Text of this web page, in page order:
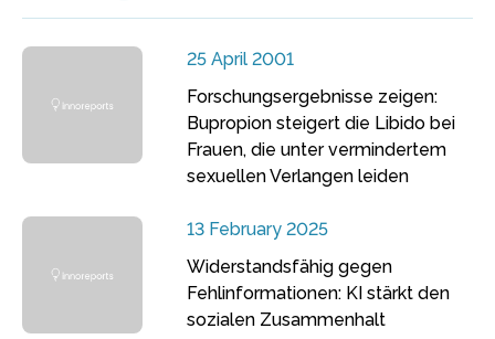
25 April 2001
Forschungsergebnisse zeigen:
Bupropion steigert die Libido bei
Frauen, die unter vermindertem
sexuellen Verlangen leiden
13 February 2025
Widerstandsfähig gegen
Fehlinformationen: KI stärkt den
sozialen Zusammenhalt